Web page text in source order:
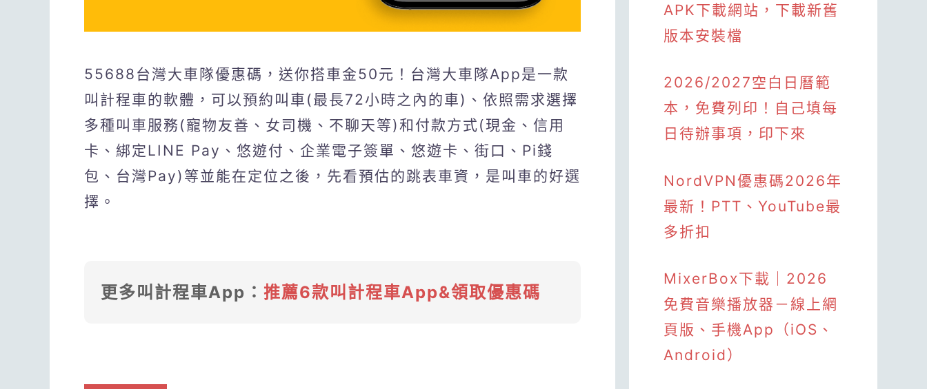
55688台灣大車隊優惠碼，送你搭車金50元！台灣大車隊App是一款
叫計程車的軟體，可以預約叫車(最長72小時之內的車)、依照需求選擇
多種叫車服務(寵物友善、女司機、不聊天等)和付款方式(現金、信用
卡、綁定LINE Pay、悠遊付、企業電子簽單、悠遊卡、街口、Pi錢
包、台灣Pay)等並能在定位之後，先看預估的跳表車資，是叫車的好選
擇。
更多叫計程車App： 推薦6款叫計程車App&領取優惠碼
APK下載網站，下載新舊
版本安裝檔
2026/2027空白日曆範
本，免費列印！自己填每
日待辦事項，印下來
NordVPN優惠碼2026年
最新！PTT、YouTube最
多折扣
MixerBox下載｜2026
免費音樂播放器－線上網
頁版、手機App（iOS、
Android）